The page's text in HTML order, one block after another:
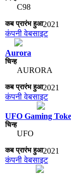
C98
2021
कंपनी वेबसाइट
Aurora
AURORA
2021
कंपनी वेबसाइट
UFO Gaming
UFO
2021
कंपनी वेबसाइट